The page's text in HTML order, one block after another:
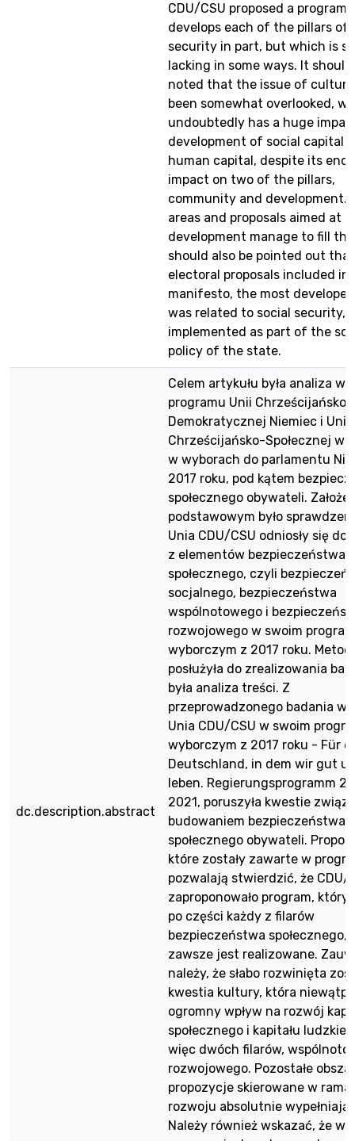
CDU/CSU proposed a program
develops each of the pillars of
security in part, but which is
lacking in some ways. It should
noted that the issue of
been somewhat overlooked,
undoubtedly has a huge
development of social capital
human capital, despite its
impact on two of the pillars,
community and development.
areas and proposals aimed at
development manage to fill
should also be pointed out
electoral proposals included in
manifesto, the most
was related to social security,
implemented as part of the
policy of the state.
dc.description.abstract
Celem artykułu była analiza
programu Unii Chrześcijańsko-
Demokratycznej Niemiec i Unii
Chrześcijańsko-Społecznej w
w wyborach do parlamentu
2017 roku, pod kątem
społecznego obywateli.
podstawowym było
Unia CDU/CSU odniosły się do
z elementów bezpieczeństwa
społecznego, czyli
socjalnego, bezpieczeństwa
wspólnotowego i
rozwojowego w swoim
wyborczym z 2017 roku.
posłużyła do zrealizowania
była analiza treści. Z
przeprowadzonego badania
Unia CDU/CSU w swoim
wyborczym z 2017 roku - Für
Deutschland, in dem wir gut
leben. Regierungsprogramm
2021, poruszyła kwestie
budowaniem bezpieczeństwa
społecznego obywateli.
które zostały zawarte w
pozwalają stwierdzić, że CDU/
zaproponowało program, który
po części każdy z filarów
bezpieczeństwa społecznego,
zawsze jest realizowane.
należy, że słabo rozwinięta
kwestia kultury, która
ogromny wpływ na rozwój
społecznego i kapitału
więc dwóch filarów,
rozwojowego. Pozostałe
propozycje skierowane w
rozwoju absolutnie wypełniają
Należy również wskazać, że w